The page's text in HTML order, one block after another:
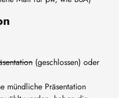
(geschlossen) oder
mündliche Präsentation